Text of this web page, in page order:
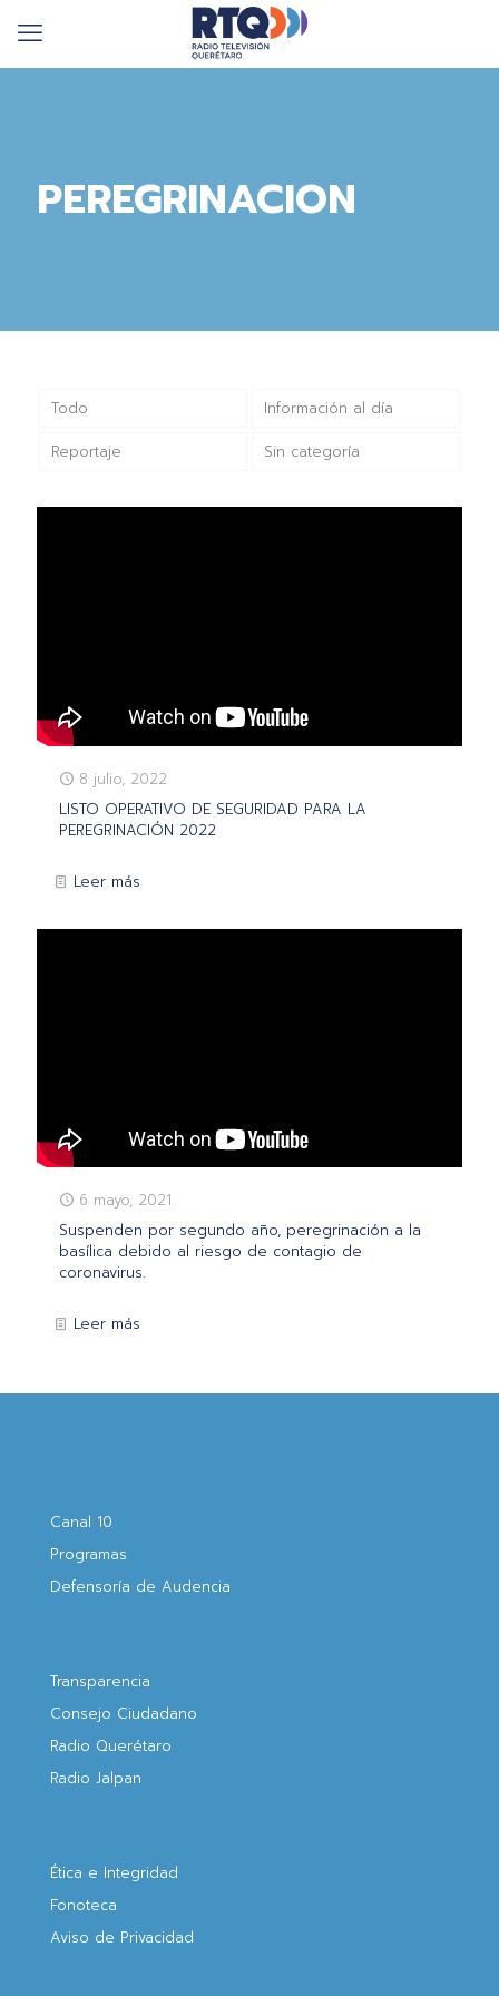
PEREGRINACION
Todo Información al día
Reportaje Sin categoría
8 julio, 2022
LISTO OPERATIVO DE SEGURIDAD PARA LA
PEREGRINACIÓN 2022
Leer más
6 mayo, 2021
Suspenden por segundo año, peregrinación a la
basílica debido al riesgo de contagio de
coronavirus.
Leer más
Canal 10
Programas
Defensoría de Audencia
Transparencia
Consejo Ciudadano
Radio Querétaro
Radio Jalpan
Ética e Integridad
Fonoteca
Aviso de Privacidad